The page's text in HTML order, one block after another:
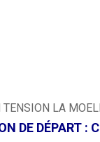
TENSION LA
DE DÉPART :